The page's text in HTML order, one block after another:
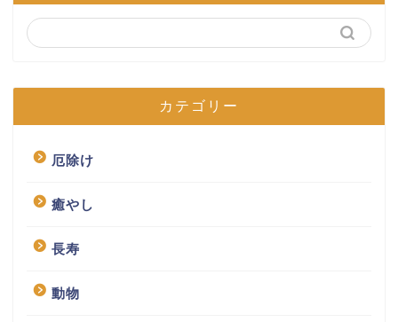
カテゴリー
厄除け
癒やし
長寿
動物